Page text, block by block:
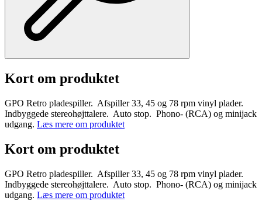
Kort om produktet
GPO Retro pladespiller. Afspiller 33, 45 og 78 rpm vinyl plader.
Indbyggede stereohøjttalere. Auto stop. Phono- (RCA) og minijack
udgang. Læs mere om produktet
Kort om produktet
GPO Retro pladespiller. Afspiller 33, 45 og 78 rpm vinyl plader.
Indbyggede stereohøjttalere. Auto stop. Phono- (RCA) og minijack
udgang. Læs mere om produktet